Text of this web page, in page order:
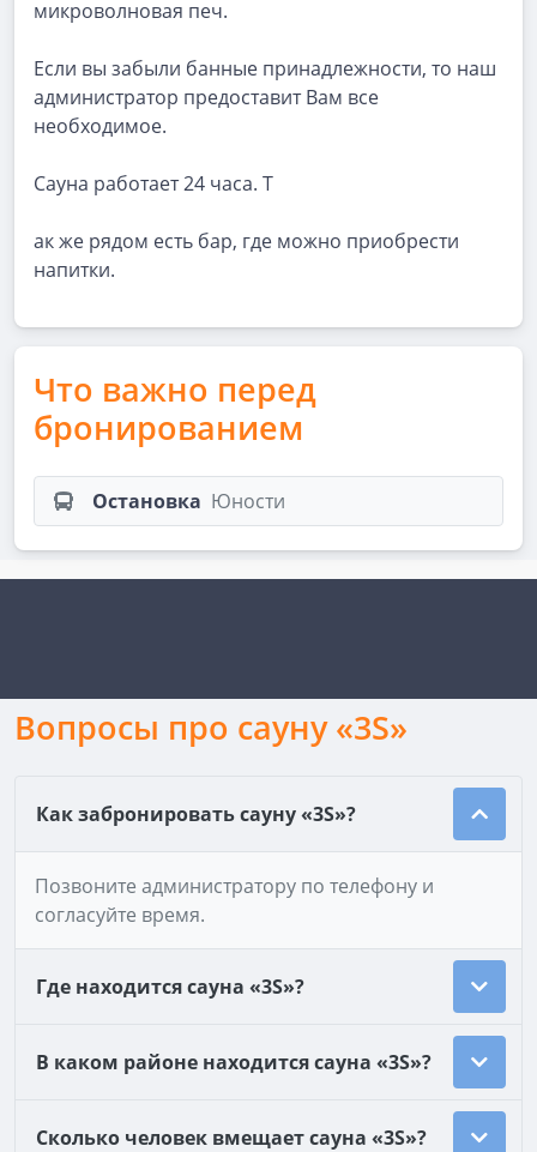
микроволновая печ.
Если вы забыли банные принадлежности, то наш
администратор предоставит Вам все
необходимое.
Сауна работает 24 часа. Т
ак же рядом есть бар, где можно приобрести
напитки.
Что важно перед
бронированием
Остановка Юности
Вопросы про сауну «3S»
Как забронировать сауну «3S»?
Позвоните администратору по телефону и
согласуйте время.
Где находится сауна «3S»?
В каком районе находится сауна «3S»?
Сколько человек вмещает сауна «3S»?